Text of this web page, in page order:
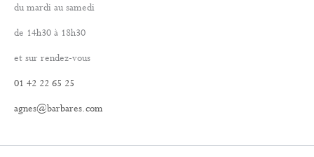
du mardi au samedi
de 14h30 à 18h30
et sur rendez-vous
01 42 22 65 25
agnes@barbares.com